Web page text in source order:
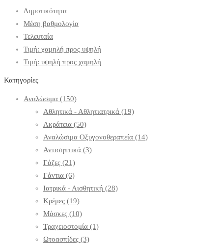
Δημοτικότητα
Μέση βαθμολογία
Τελευταία
Τιμή: χαμηλή προς υψηλή
Τιμή: υψηλή προς χαμηλή
Κατηγορίες
Αναλώσιμα (150)
Αθλητικά - Αθλητιατρικά (19)
Ακράτεια (50)
Αναλώσιμα Οξυγονοθεραπεία (14)
Αντισηπτικά (3)
Γάζες (21)
Γάντια (6)
Ιατρικά - Αισθητική (28)
Κρέμες (19)
Μάσκες (10)
Τραχειοστομία (1)
Ωτοασπίδες (3)